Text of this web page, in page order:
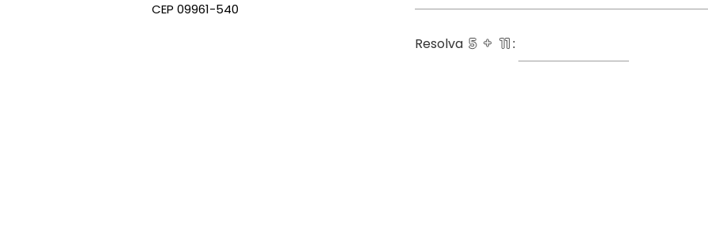
CEP 09961-540
Resolva :